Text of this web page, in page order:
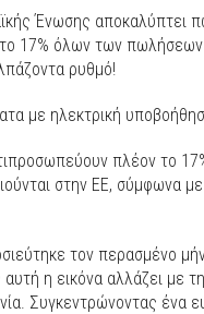
Ένωσης αποκαλύπτει
17% όλων των
ρυθμό!
με ηλεκτρική
πλέον το
στην ΕΕ, σύμφωνα με
τον περασμένο
η εικόνα αλλάζει με
Συγκεντρώνοντας ένα